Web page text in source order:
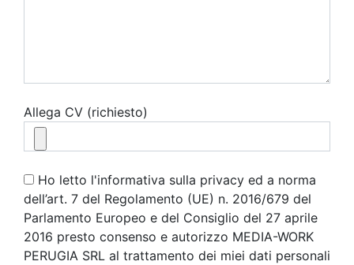
Allega CV (richiesto)
Ho letto l'informativa sulla privacy ed a norma
dell’art. 7 del Regolamento (UE) n. 2016/679 del
Parlamento Europeo e del Consiglio del 27 aprile
2016 presto consenso e autorizzo MEDIA-WORK
PERUGIA SRL al trattamento dei miei dati personali